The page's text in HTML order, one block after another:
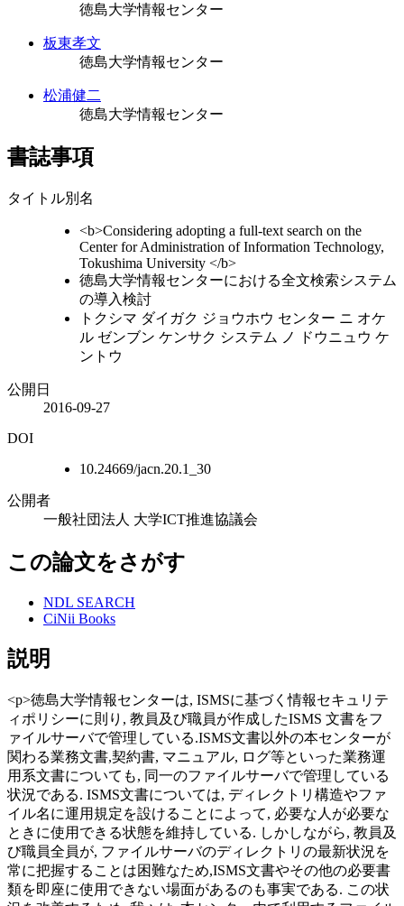
徳島大学情報センター
板東孝文
徳島大学情報センター
松浦健二
徳島大学情報センター
書誌事項
タイトル別名
<b>Considering adopting a full-text search on the
Center for Administration of Information Technology,
Tokushima University </b>
徳島大学情報センターにおける全文検索システム
の導入検討
トクシマ ダイガク ジョウホウ センター ニ オケ
ル ゼンブン ケンサク システム ノ ドウニュウ ケ
ントウ
公開日
2016-09-27
DOI
10.24669/jacn.20.1_30
公開者
一般社団法人 大学ICT推進協議会
この論文をさがす
NDL SEARCH
CiNii Books
説明
<p>徳島大学情報センターは, ISMSに基づく情報セキュリテ
ィポリシーに則り, 教員及び職員が作成したISMS 文書をフ
ァイルサーバで管理している.ISMS文書以外の本センターが
関わる業務文書,契約書, マニュアル, ログ等といった業務運
用系文書についても, 同一のファイルサーバで管理している
状況である. ISMS文書については, ディレクトリ構造やファ
イル名に運用規定を設けることによって, 必要な人が必要な
ときに使用できる状態を維持している. しかしながら, 教員及
び職員全員が, ファイルサーバのディレクトリの最新状況を
常に把握することは困難なため,ISMS文書やその他の必要書
類を即座に使用できない場面があるのも事実である. この状